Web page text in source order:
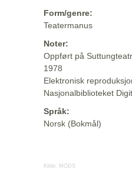
Form/genre:
Teatermanus
Noter:
Oppført på
1978
Elektronisk
Nasjonalbiblioteket
Språk:
Norsk (Bokmål)
Kilde: MODS